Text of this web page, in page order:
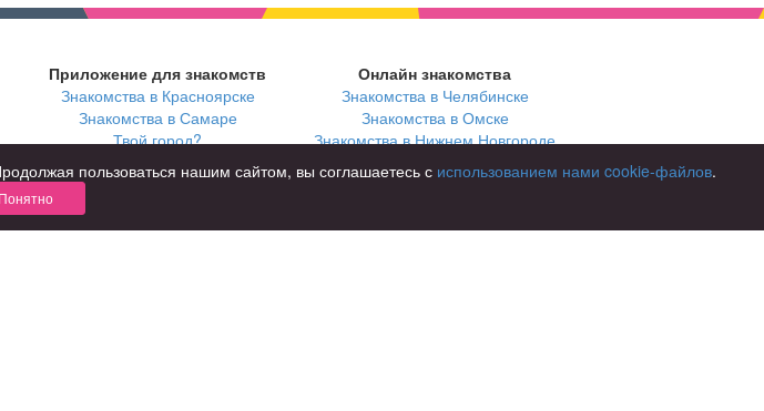
Приложение для знакомств
Знакомства в Красноярске
Знакомства в Самаре
Твой город?
Онлайн знакомства
Знакомства в Челябинске
Знакомства в Омске
Знакомства в Нижнем Новгороде
пользоваться нашим сайтом, вы соглашаетесь с использованием нами cookie-файлов.
Понятно